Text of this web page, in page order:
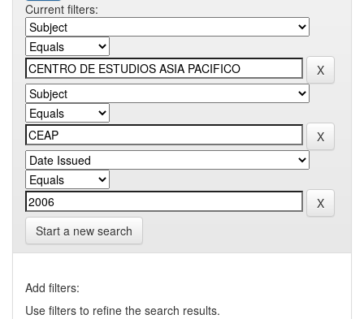
Current filters:
Start a new search
Add filters:
Use filters to refine the search results.